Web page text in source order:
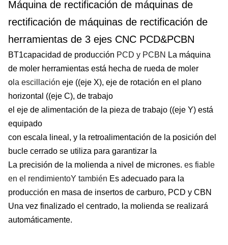
Máquina de rectificación de máquinas de
rectificación de máquinas de rectificación de
herramientas de 3 ejes CNC PCD&PCBN
BT1capacidad de producción PCD y PCBN La máquina
de moler herramientas está hecha de rueda de moler
o la escillación eje ((eje X), eje de rotación en el plano
horizontal ((eje C), de trabajo
el eje de alimentación de la pieza de trabajo ((eje Y) está
equipado
con escala lineal, y la retroalimentación de la posición del
bucle cerrado se utiliza para garantizar la
La precisión de la molienda a nivel de micrones. es fiable
en el rendimientoY también Es adecuado para la
producción en masa de insertos de carburo, PCD y CBN
Una vez finalizado el centrado, la molienda se realizará
automáticamente.